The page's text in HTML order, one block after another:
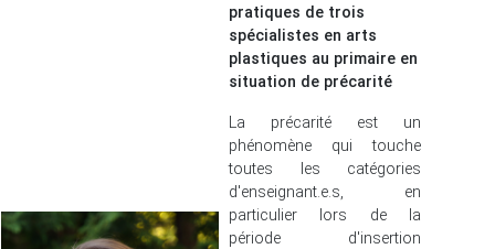
pratiques de trois
spécialistes en arts
plastiques au primaire en
situation de précarité
La précarité est un
phénomène qui touche
toutes les catégories
d'enseignant.e.s, en
particulier lors de la
période d'insertion